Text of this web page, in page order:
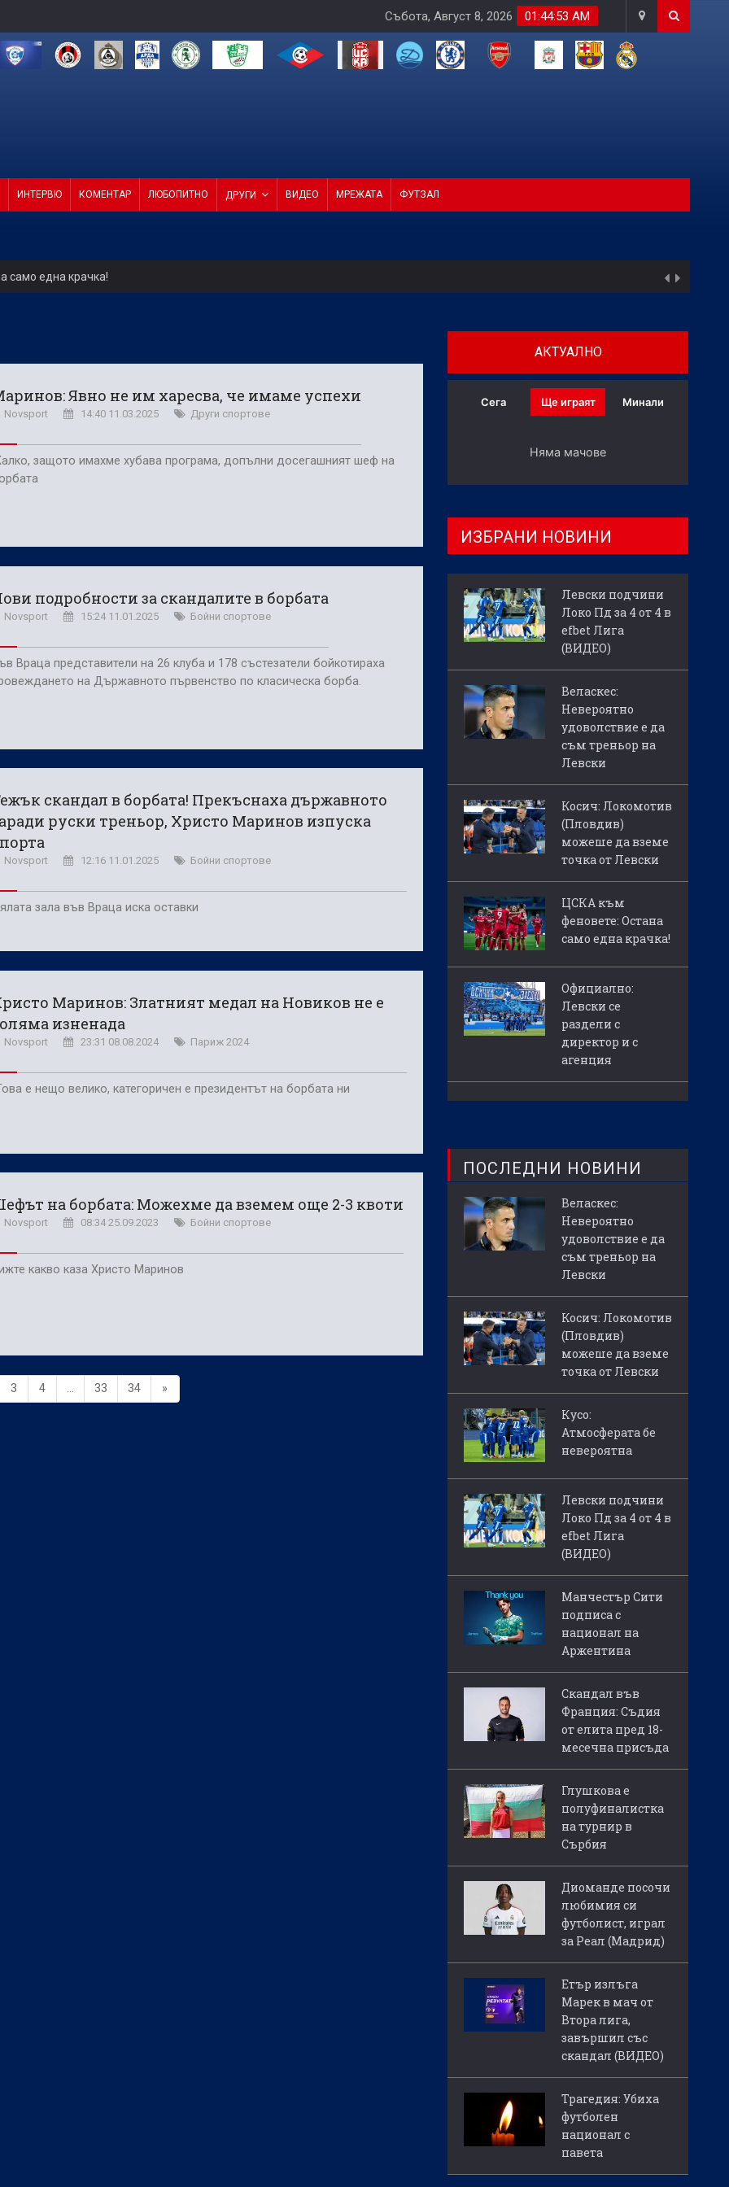
01:44:54 AM
Събота, Август 8, 2026
ИНТЕРВЮ КОМЕНТАР ЛЮБОПИТНО ДРУГИ ВИДЕО МРЕЖАТА ФУТЗАЛ
само една крачка!
можеше да вземе точка от Левски
Явно не им харесва, че имаме успехи
Novsport 14:40 11.03.2025 Други спортове
защото имахме хубава програма, допълни досегашният шеф на
подробности за скандалите в борбата
Novsport 15:24 11.01.2025 Бойни спортове
Враца представители на 26 клуба и 178 състезатели бойкотираха
на Държавното първенство по класическа борба.
скандал в борбата! Прекъснаха държавното
руски треньор, Христо Маринов изпуска
Novsport 12:16 11.01.2025 Бойни спортове
зала във Враца иска оставки
Маринов: Златният медал на Новиков не е
изненада
Novsport 23:31 08.08.2024 Париж 2024
е нещо велико, категоричен е президентът на борбата ни
на борбата: Можехме да вземем още 2-3 квоти
Novsport 08:34 25.09.2023 Бойни спортове
какво каза Христо Маринов
3 4 ... 33 34 »
АКТУАЛНО
Сега Ще играят Минали
Няма мачове
ИЗБРАНИ НОВИНИ
Левски подчини
Локо Пд за 4 от 4 в
efbet Лига
(ВИДЕО)
Веласкес:
Невероятно
удоволствие е да
съм треньор на
Левски
Косич: Локомотив
(Пловдив)
можеше да вземе
точка от Левски
ЦСКА към
феновете: Остана
само една крачка!
Официално:
Левски се
раздели с
директор и с
агенция
ПОСЛЕДНИ НОВИНИ
Веласкес:
Невероятно
удоволствие е да
съм треньор на
Левски
Косич: Локомотив
(Пловдив)
можеше да вземе
точка от Левски
Кусо:
Атмосферата бе
невероятна
Левски подчини
Локо Пд за 4 от 4 в
efbet Лига
(ВИДЕО)
Манчестър Сити
подписа с
национал на
Аржентина
Скандал във
Франция: Съдия
от елита пред 18-
месечна присъда
Глушкова е
полуфиналистка
на турнир в
Сърбия
Диоманде посочи
любимия си
футболист, играл
за Реал (Мадрид)
Етър излъга
Марек в мач от
Втора лига,
завършил със
скандал (ВИДЕО)
Трагедия: Убиха
футболен
национал с
павета